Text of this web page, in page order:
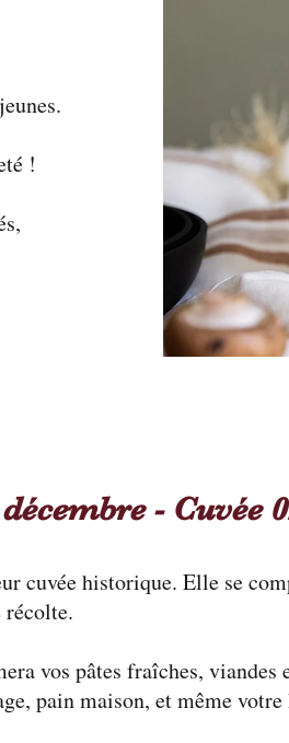
!
- Cuvée
cuvée historique. Elle se
vos pâtes fraîches,
pain maison, et même votre